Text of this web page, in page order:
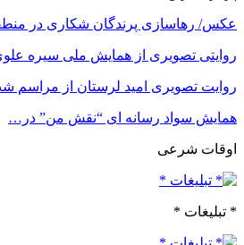
عکس/ رهاسازی پرندگان شکاری در
روایتی تصویری از همایش ملی سیره
روایت تصویری امید لرستان از
همایش سواد رسانه ای “نقش من” در…
اوقات شرعی
* تبلیغات *